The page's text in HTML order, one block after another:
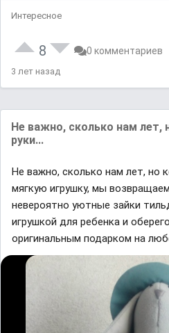
Интересное
8 0 комментариев
3 лет назад
Не важно, сколько нам лет,
руки...
Не важно, сколько нам лет, но
мягкую игрушку, мы
невероятно уютные зайки
игрушкой для ребенка и
оригинальным подарком на